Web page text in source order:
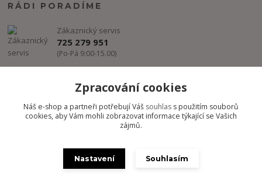
RÁDI PORADÍME
Zákaznický servis
725 279 951
(Po-Pá 9:00-15.00)
Copyright @ FREESTYLE-DANCE.CZ 2012-2024 - Všechny práva
Zpracování cookies
Náš e-shop a partneři potřebují Váš souhlas s použitím souborů
cookies, aby Vám mohli zobrazovat informace týkající se Vašich
zájmů.
Nastavení Souhlasím